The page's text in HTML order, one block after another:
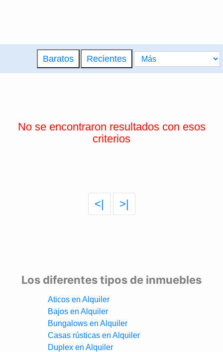
Baratos Recientes
No se encontraron resultados con esos
criterios
<| >|
Los diferentes tipos de inmuebles
Aticos en Alquiler
Bajos en Alquiler
Bungalows en Alquiler
Casas rústicas en Alquiler
Duplex en Alquiler